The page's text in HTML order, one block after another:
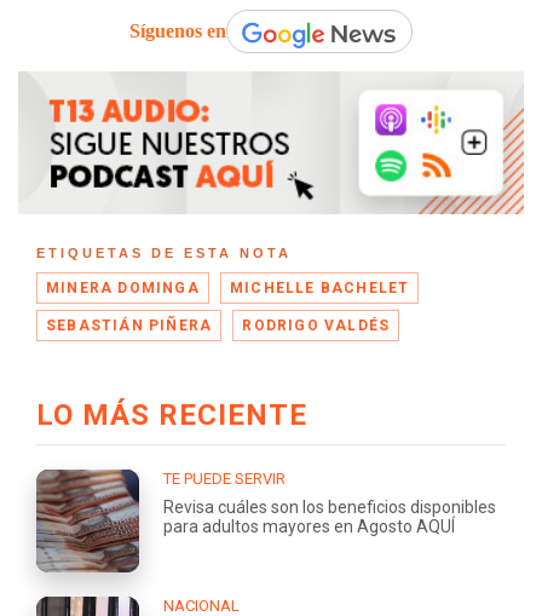
Síguenos en
ETIQUETAS DE ESTA NOTA
MINERA DOMINGA MICHELLE BACHELET
SEBASTIÁN PIÑERA RODRIGO VALDÉS
LO MÁS RECIENTE
TE PUEDE SERVIR
Revisa cuáles son los beneficios disponibles
para adultos mayores en Agosto AQUÍ
NACIONAL